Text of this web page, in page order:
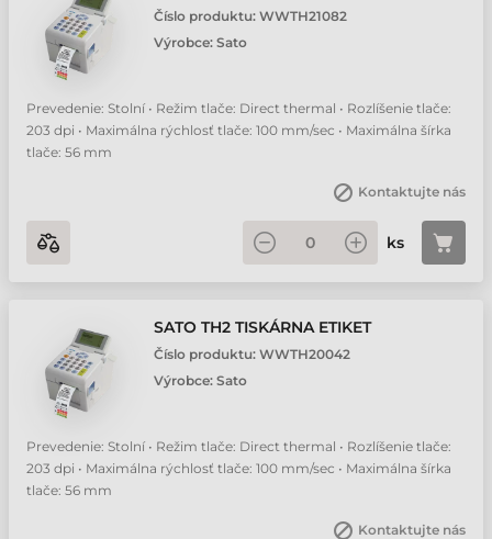
Číslo produktu: WWTH21082
Výrobce: Sato
Prevedenie: Stolní • Režim tlače: Direct thermal • Rozlíšenie tlače:
203 dpi • Maximálna rýchlosť tlače: 100 mm/sec • Maximálna šírka
tlače: 56 mm
Kontaktujte nás
ks
SATO TH2 TISKÁRNA ETIKET
Číslo produktu: WWTH20042
Výrobce: Sato
Prevedenie: Stolní • Režim tlače: Direct thermal • Rozlíšenie tlače:
203 dpi • Maximálna rýchlosť tlače: 100 mm/sec • Maximálna šírka
tlače: 56 mm
Kontaktujte nás